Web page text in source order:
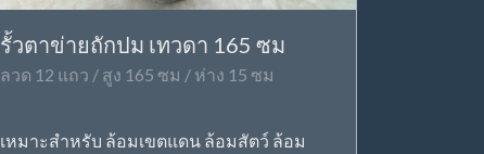
รั้วตาข่ายถักปม เทวดา 165 ซม
ลวด 12 แถว / สูง 165 ซม / ห่าง 15 ซม
เหมาะสำหรับ ล้อมเขตแดน ล้อมสัตว์ ล้อม